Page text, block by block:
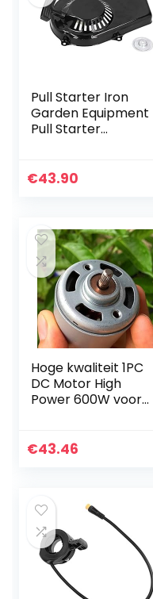
Pull Starter Iron
Garden Equipment
Pull Starter
Starter Plate
€43.90
Hoge kwaliteit 1PC
DC Motor High
Power 600W voor
RS-7712 Duurzame
€43.46